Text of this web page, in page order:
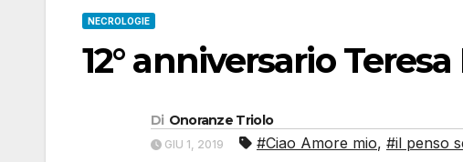
NECROLOGIE
12° anniversario
Di Onoranze Triolo
GIU 1, 2019 #Ciao Amore mio, #il penso